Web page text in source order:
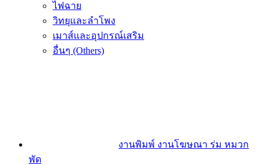
ไฟฉาย
วิทยุและลำโพง
เมาส์และอุปกรณ์เสริม
อื่นๆ (Others)
งานพิมพ์ งานโฆษณา ร่ม หมวก
พัด